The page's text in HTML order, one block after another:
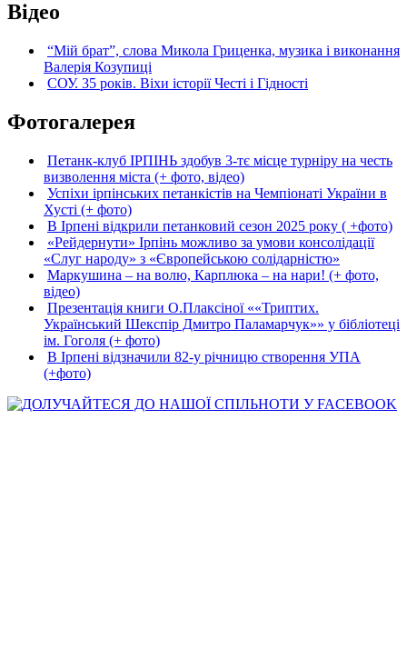
Відео
“Мій брат”, слова Микола Гриценка, музика і виконання
Валерія Козупиці
СОУ. 35 років. Віхи історії Честі і Гідності
Фотогалерея
Петанк-клуб ІРПІНЬ здобув 3-тє місце турніру на честь
визволення міста (+ фото, відео)
Успіхи ірпінських петанкістів на Чемпіонаті України в
Хусті (+ фото)
В Ірпені відкрили петанковий сезон 2025 року ( +фото)
«Рейдернути» Ірпінь можливо за умови консолідації
«Слуг народу» з «Європейською солідарністю»
Маркушина – на волю, Карплюка – на нари! (+ фото,
відео)
Презентація книги О.Плаксіної ««Триптих.
Український Шекспір Дмитро Паламарчук»» у бібліотеці
ім. Гоголя (+ фото)
В Ірпені відзначили 82-у річницю створення УПА
(+фото)